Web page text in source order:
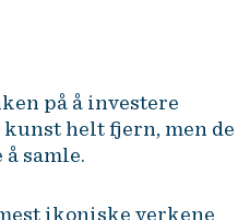
på å investere
helt fjern, men de
å samle.
ikoniske verkene